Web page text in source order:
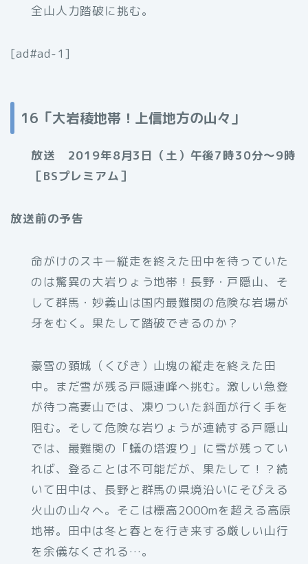
全山人力踏破に挑む。
[ad#ad-1]
16「大岩稜地帯！上信地方の山々」
放送 2019年8月3日（土）午後7時30分〜9時
［BSプレミアム］
放送前の予告
命がけのスキー縦走を終えた田中を待っていた
のは驚異の大岩りょう地帯！長野・戸隠山、そ
して群馬・妙義山は国内最難関の危険な岩場が
牙をむく。果たして踏破できるのか？
豪雪の頚城（くびき）山塊の縦走を終えた田
中。まだ雪が残る戸隠連峰へ挑む。激しい急登
が待つ高妻山では、凍りついた斜面が行く手を
阻む。そして危険な岩りょうが連続する戸隠山
では、最難関の「蟻の塔渡り」に雪が残ってい
れば、登ることは不可能だが、果たして！？続
いて田中は、長野と群馬の県境沿いにそびえる
火山の山々へ。そこは標高2000mを超える高原
地帯。田中は冬と春とを行き来する厳しい山行
を余儀なくされる…。